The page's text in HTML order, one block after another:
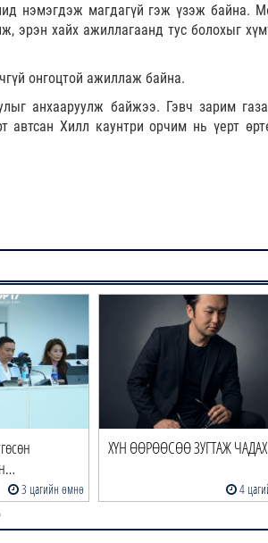
нэмэгдэж магдагүй гэж үзэж байна.
эрэн хайх ажиллагаанд тус болохыг
онгоцтой ажиллаж байна.
анхааруулж байжээ. Гэвч зарим
автсан Хилл каунтри орчим нь үерт
3 цагийн өмнө
ХҮН ӨӨРӨӨСӨӨ ЗУГТАЖ ЧАДАХ
4